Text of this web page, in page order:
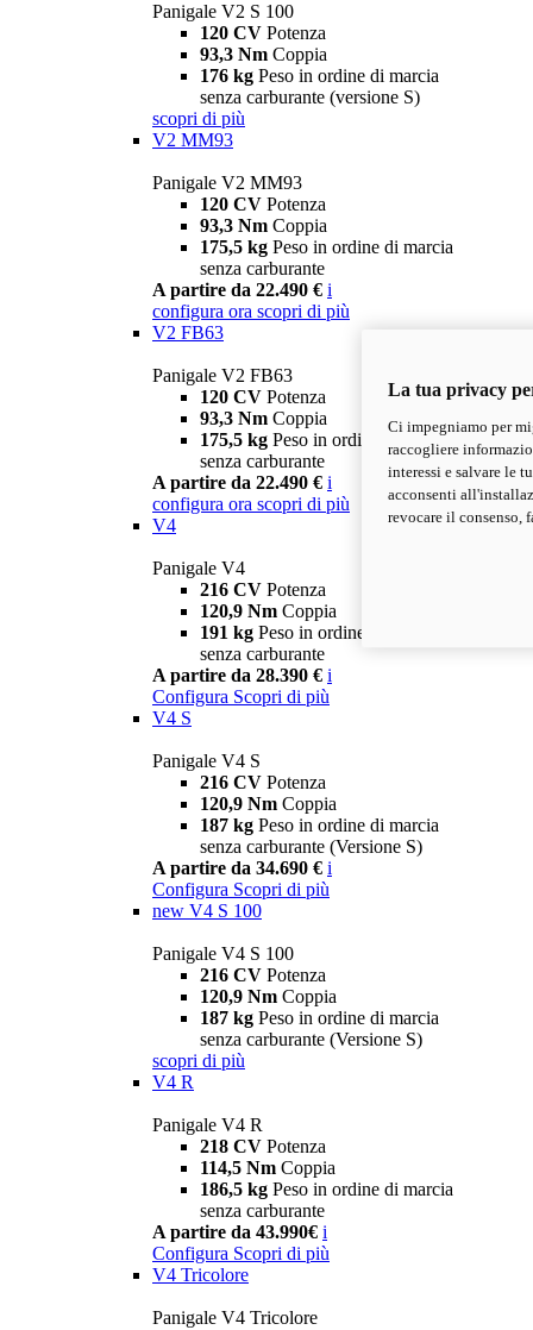
Panigale V2 S 100
120 CV Potenza
93,3 Nm Coppia
176 kg Peso in ordine di marcia
senza carburante (versione S)
scopri di più
V2 MM93
Panigale V2 MM93
120 CV Potenza
93,3 Nm Coppia
175,5 kg Peso in ordine di marcia
senza carburante
A partire da 22.490 € i
configura ora scopri di più
V2 FB63
Panigale V2 FB63
120 CV Potenza
93,3 Nm Coppia
175,5 kg Peso in ordine di marcia
senza carburante
A partire da 22.490 € i
configura ora scopri di più
V4
Panigale V4
216 CV Potenza
120,9 Nm Coppia
191 kg Peso in ordine di marcia
senza carburante
A partire da 28.390 € i
Configura Scopri di più
V4 S
Panigale V4 S
216 CV Potenza
120,9 Nm Coppia
187 kg Peso in ordine di marcia
senza carburante (Versione S)
A partire da 34.690 € i
Configura Scopri di più
new V4 S 100
Panigale V4 S 100
216 CV Potenza
120,9 Nm Coppia
187 kg Peso in ordine di marcia
senza carburante (Versione S)
scopri di più
V4 R
Panigale V4 R
218 CV Potenza
114,5 Nm Coppia
186,5 kg Peso in ordine di marcia
senza carburante
A partire da 43.990€ i
Configura Scopri di più
V4 Tricolore
Panigale V4 Tricolore
La tua privacy
Ci impegniamo per
raccogliere
interessi e salvare le
acconsenti
revocare il consenso,